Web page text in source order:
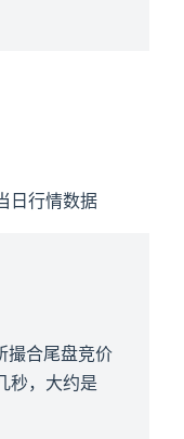
日行情数据
撮合尾盘竞价
秒，大约是